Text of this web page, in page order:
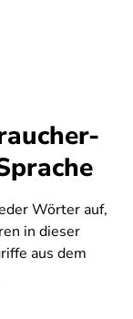
Wörter auf,
in dieser
aus dem